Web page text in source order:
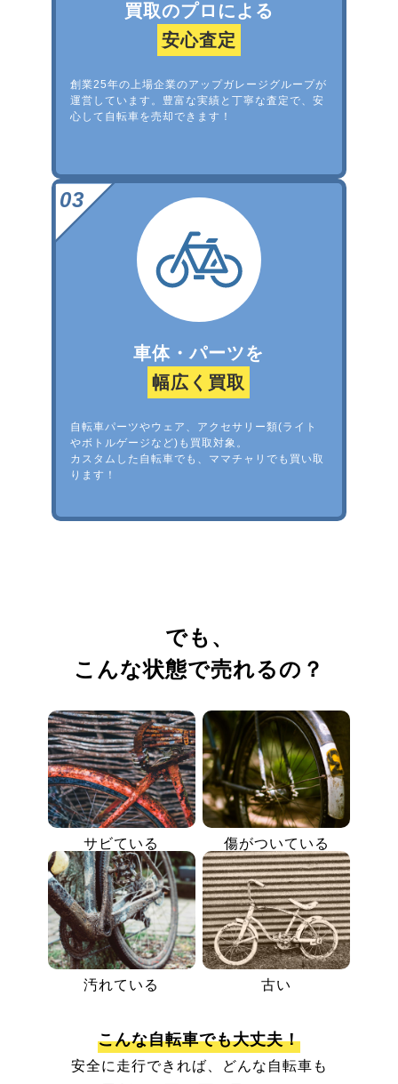
買取のプロによる
安心査定
創業25年の上場企業のアップガレージグループが
運営しています。豊富な実績と丁寧な査定で、安
心して自転車を売却できます！
車体・パーツを
幅広く買取
自転車パーツやウェア、アクセサリー類(ライト
やボトルゲージなど)も買取対象。
カスタムした自転車でも、ママチャリでも買い取
ります！
でも、
こんな状態で売れるの？
サビている 傷がついている
汚れている 古い
こんな自転車でも大丈夫！
安全に走行できれば、どんな自転車も